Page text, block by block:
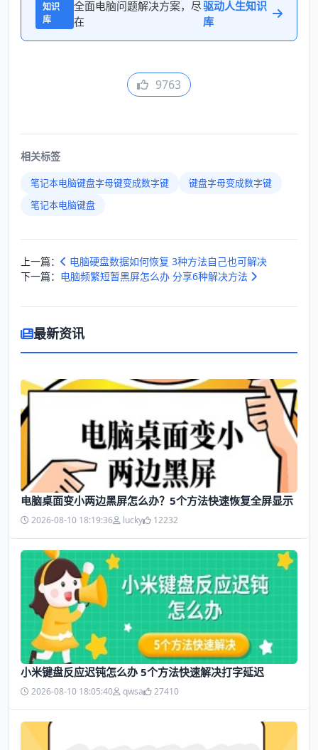
知识
库
全面电脑问题解决方案，尽
在
驱动人生知识
库
9763
相关标签
笔记本电脑键盘字母键变成数字键
键盘字母变成数字键
笔记本电脑键盘
上一篇：
电脑硬盘数据如何恢复 3种方法自己也可解决
下一篇： 电脑频繁短暂黑屏怎么办 分享6种解决方法
最新资讯
电脑桌面变小两边黑屏怎么办？5个方法快速恢复全屏显示
2026-08-10 18:19:36 lucky 12232
小米键盘反应迟钝怎么办 5个方法快速解决打字延迟
2026-08-10 18:05:40 qwsa 27410